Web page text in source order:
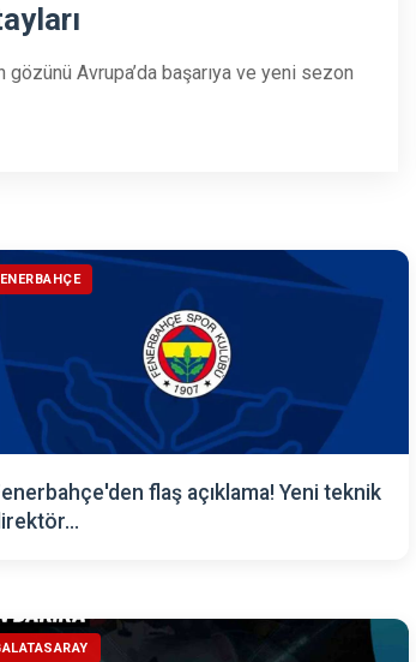
gözünü Avrupa’da başarıya ve yeni sezon
flaş açıklama! Yeni teknik